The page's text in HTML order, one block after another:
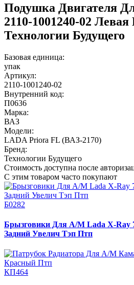
Подушка Двигателя
2110-1001240-02
Технологии Будущего
Базовая единица:
упак
Артикул:
2110-1001240-02
Внутренний код:
П0636
Марка:
ВАЗ
Модели:
LADA Priora FL (ВАЗ-2170)
Бренд:
Технологии Будущего
Стоимость доступна после
С этим товаром часто покупают
Б0282
Брызговики Для А/М Lada X-Ray
Задний Увелич Тэп Птп
КП464